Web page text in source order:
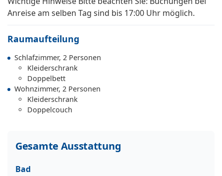
Anreise am selben Tag sind bis 17:00 Uhr möglich.
Raumaufteilung
Schlafzimmer, 2 Personen
Kleiderschrank
Doppelbett
Wohnzimmer, 2 Personen
Kleiderschrank
Doppelcouch
Gesamte Ausstattung
Bad